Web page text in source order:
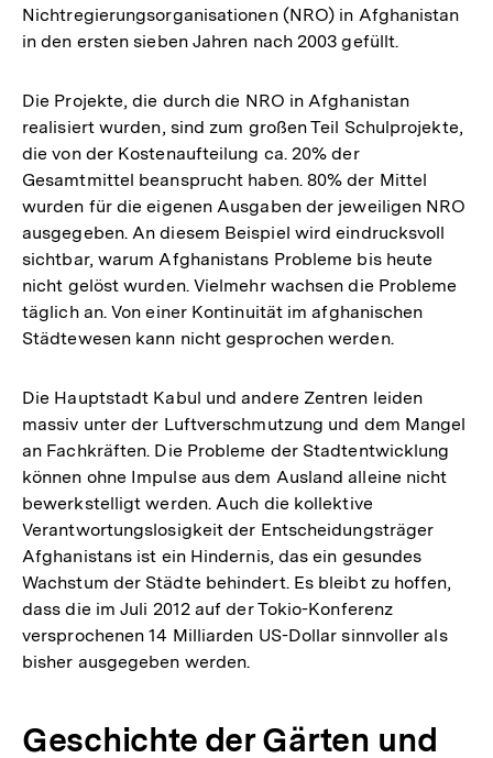
Nichtregierungsorganisationen (NRO) in Afghanistan
in den ersten sieben Jahren nach 2003 gefüllt.
Die Projekte, die durch die NRO in Afghanistan
realisiert wurden, sind zum großen Teil Schulprojekte,
die von der Kostenaufteilung ca. 20% der
Gesamtmittel beansprucht haben. 80% der Mittel
wurden für die eigenen Ausgaben der jeweiligen NRO
ausgegeben. An diesem Beispiel wird eindrucksvoll
sichtbar, warum Afghanistans Probleme bis heute
nicht gelöst wurden. Vielmehr wachsen die Probleme
täglich an. Von einer Kontinuität im afghanischen
Städtewesen kann nicht gesprochen werden.
Die Hauptstadt Kabul und andere Zentren leiden
massiv unter der Luftverschmutzung und dem Mangel
an Fachkräften. Die Probleme der Stadtentwicklung
können ohne Impulse aus dem Ausland alleine nicht
bewerkstelligt werden. Auch die kollektive
Verantwortungslosigkeit der Entscheidungsträger
Afghanistans ist ein Hindernis, das ein gesundes
Wachstum der Städte behindert. Es bleibt zu hoffen,
dass die im Juli 2012 auf der Tokio-Konferenz
versprochenen 14 Milliarden US-Dollar sinnvoller als
bisher ausgegeben werden.
Geschichte der Gärten und